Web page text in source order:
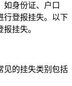
如身份证、户口
行登报挂失。以下
挂失。
见的挂失类别包括